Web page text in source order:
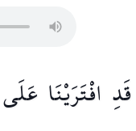
قَدِ افْتَرَيْنَا عَلَى